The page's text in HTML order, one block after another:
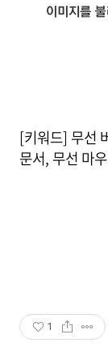
[키워드] 무선
문서, 무선 마
1